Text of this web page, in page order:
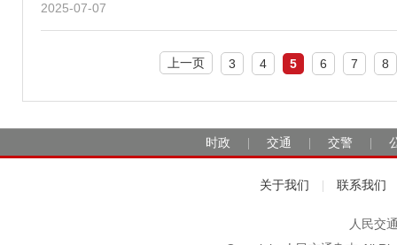
2025-07-07
上一页 3 4 5 6 7 8
时政 交通 交警
关于我们 联系我们
人民交